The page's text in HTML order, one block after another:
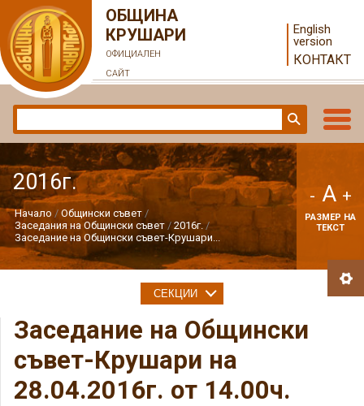
ОБЩИНА
КРУШАРИ
ОФИЦИАЛЕН
САЙТ
English
version
КОНТАКТ
2016г.
Начало
Общински съвет
Заседания на Общински съвет
2016г.
Заседание на Общински съвет-Крушари...
- A +
РАЗМЕР НА
ТЕКСТ
Заседание на Общински
съвет-Крушари на
28.04.2016г. от 14.00ч.
СЕКЦИИ